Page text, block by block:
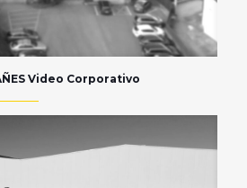
Video Corporativo